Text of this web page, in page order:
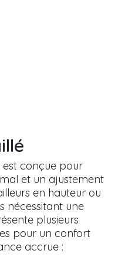
est conçue pour
et un ajustement
en hauteur ou
nécessitant une
plusieurs
pour un confort
accrue :